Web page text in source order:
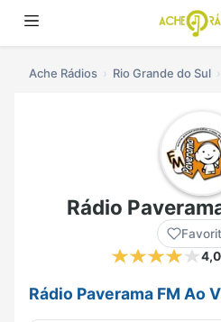
Ache Rádios Rio Grande do Sul
Rádio
Rádio Paverama FM Ao